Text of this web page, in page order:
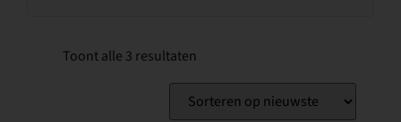
Toont alle 3 resultaten